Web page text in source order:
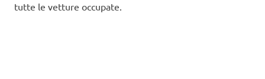
tutte le vetture occupate.